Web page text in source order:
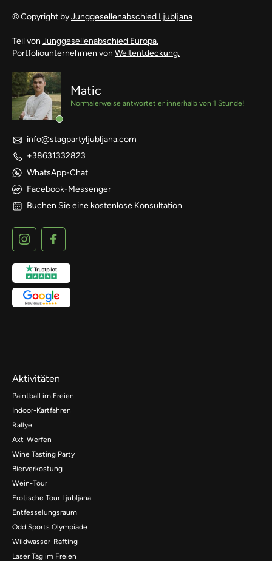
© Copyright byJunggesellenabschied Ljubljana
Teil von Junggesellenabschied Europa.
Portfoliounternehmen von Weltentdeckung.
Matic
Normalerweise antwortet er innerhalb von 1 Stunde!
info@stagpartyljubljana.com
+38631332823
WhatsApp-Chat
Facebook-Messenger
Buchen Sie eine kostenlose Konsultation
Aktivitäten
Paintball im Freien
Indoor-Kartfahren
Rallye
Axt-Werfen
Wine Tasting Party
Bierverkostung
Wein-Tour
Erotische Tour Ljubljana
Entfesselungsraum
Odd Sports Olympiade
Wildwasser-Rafting
Laser Tag im Freien